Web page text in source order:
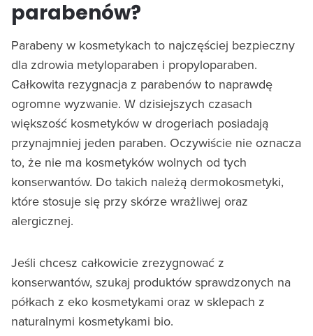
parabenów?
Parabeny w kosmetykach to najczęściej bezpieczny
dla zdrowia metyloparaben i propyloparaben.
Całkowita rezygnacja z parabenów to naprawdę
ogromne wyzwanie. W dzisiejszych czasach
większość kosmetyków w drogeriach posiadają
przynajmniej jeden paraben. Oczywiście nie oznacza
to, że nie ma kosmetyków wolnych od tych
konserwantów. Do takich należą dermokosmetyki,
które stosuje się przy skórze wrażliwej oraz
alergicznej.
Jeśli chcesz całkowicie zrezygnować z
konserwantów, szukaj produktów sprawdzonych na
półkach z eko kosmetykami oraz w sklepach z
naturalnymi kosmetykami bio.